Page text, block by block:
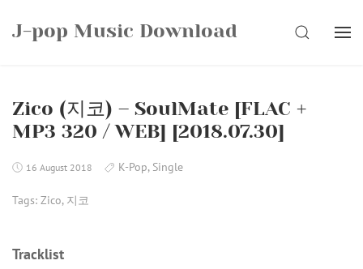
J-pop Music Download SEARCH
Zico (지코) – SoulMate [FLAC +
MP3 320 / WEB] [2018.07.30]
16 August 2018 K-Pop, Single
Tags: Zico, 지코
Tracklist